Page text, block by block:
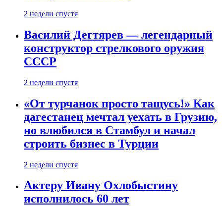
2 недели спустя
Василий Дегтярев — легендарный
конструктор стрелкового оружия
СССР
2 недели спустя
«От турчанок просто тащусь!» Как
дагестанец мечтал уехать в Грузию,
но влюбился в Стамбул и начал
строить бизнес в Турции
2 недели спустя
Актеру Ивану Охлобыстину
исполнилось 60 лет